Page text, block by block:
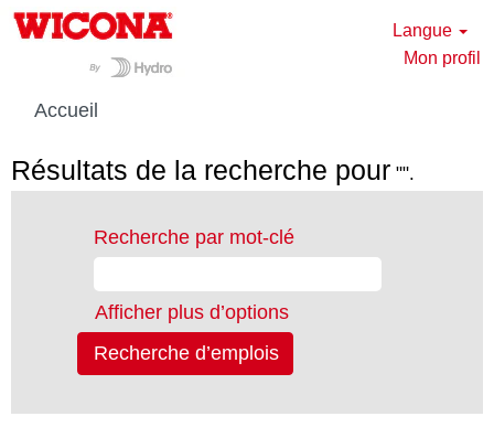
Langue
Mon profil
Accueil
Résultats de la recherche pour "".
Recherche par mot-clé
Afficher plus d’options